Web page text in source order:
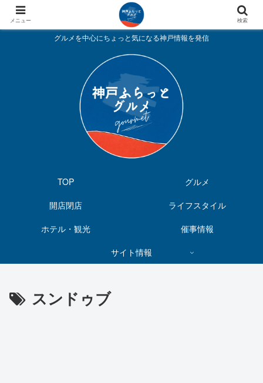
グルメを中心にちょっと気になる神戸情報を発信
TOP
グルメ
開店閉店
ライフスタイル
ホテル・観光
催事情報
サイト情報
スンドゥブ
メニュー 検索